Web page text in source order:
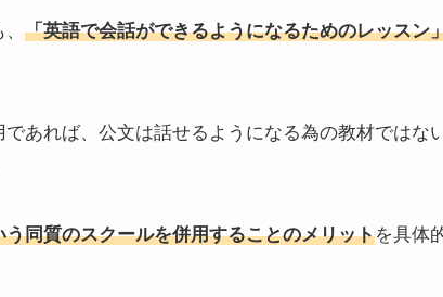
「英語で会話ができるようになるためのレッスン
あれば、公文は話せるようになる為の教材ではな
う同質のスクールを併用することのメリットを具体